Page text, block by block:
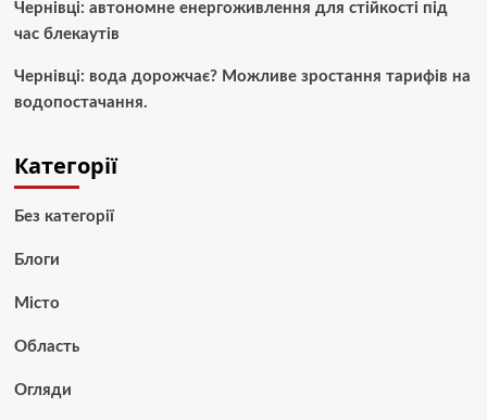
Чернівці: автономне енергоживлення для стійкості під
час блекаутів
Чернівці: вода дорожчає? Можливе зростання тарифів на
водопостачання.
Категорії
Без категорії
Блоги
Місто
Область
Огляди